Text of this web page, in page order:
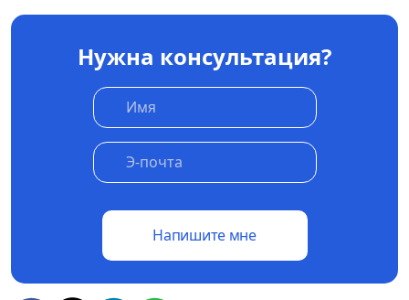
Нужна консультация?
Напишите мне